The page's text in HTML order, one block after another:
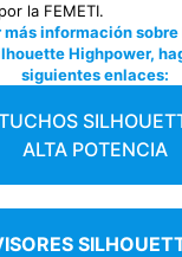
la FEMETI.
más información
Highpower,
siguientes enlaces:
ALTA POTENCIA